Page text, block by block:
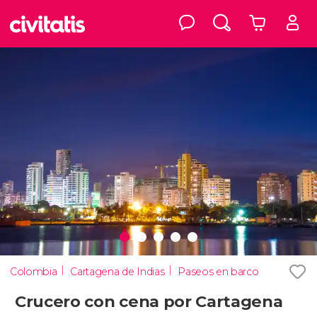
Colombia Cartagena de Indias Paseos en barco
Crucero con cena por Cartagena